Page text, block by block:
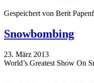
Gespeichert von Berit
Snowbombing
23. März 2013
World’s Greatest Show On